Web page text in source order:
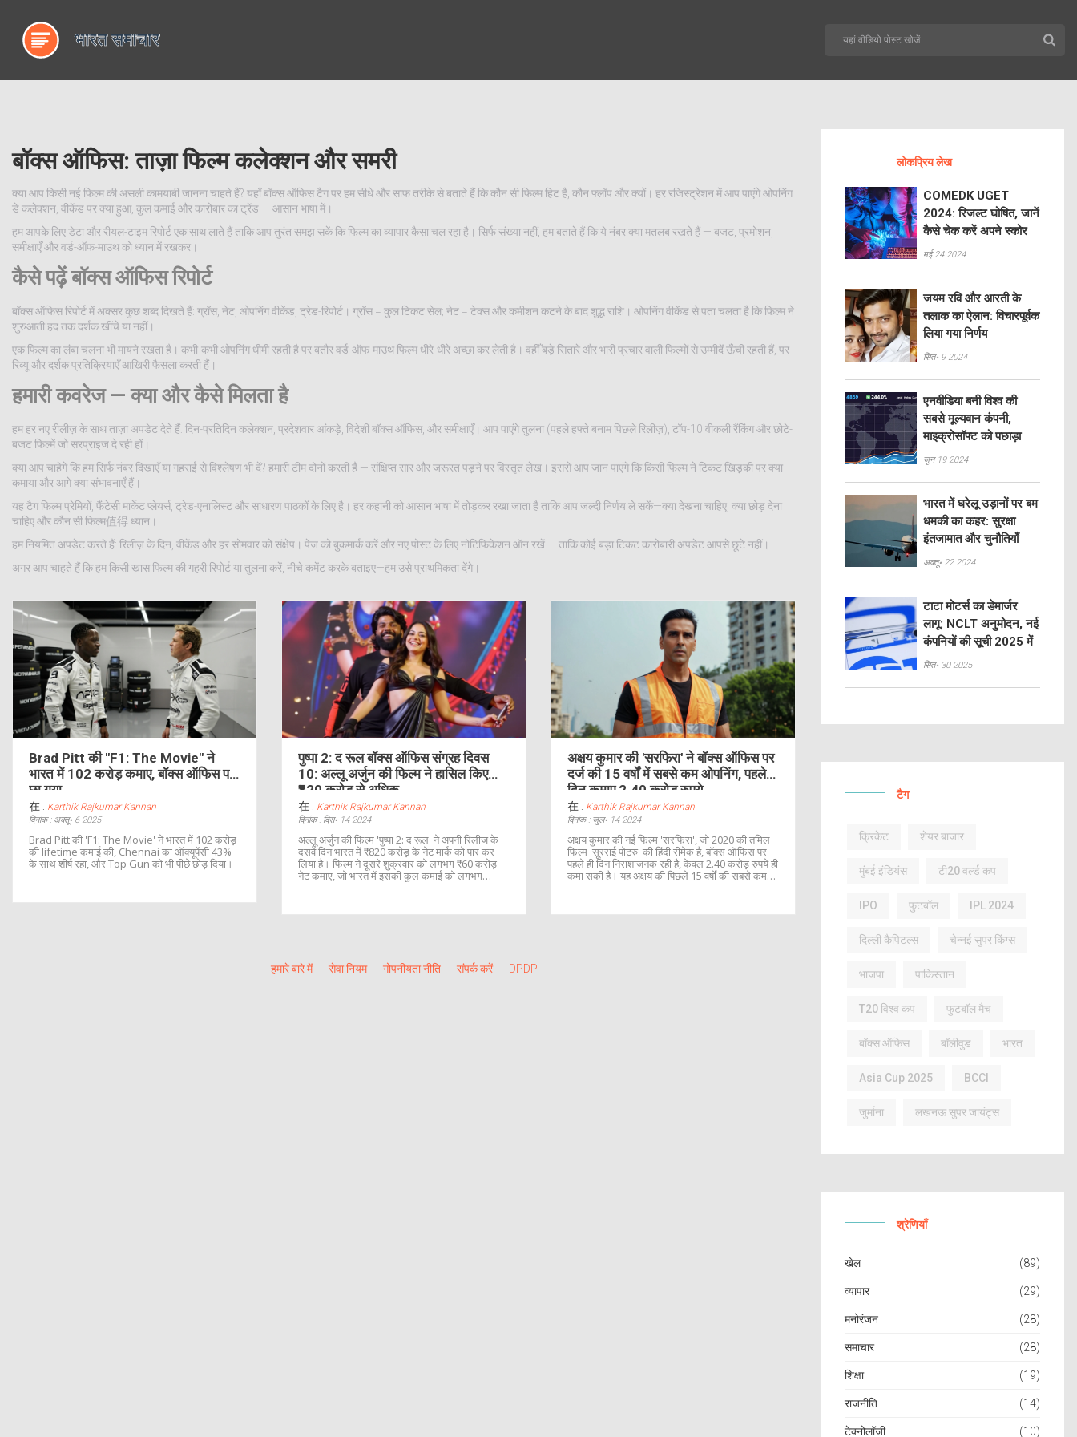
बॉक्स ऑफिस: ताज़ा फिल्म कलेक्शन और समरी
क्या आप किसी नई फिल्म की असली कामयाबी जानना चाहते हैं? यहाँ बॉक्स ऑफिस टैग पर हम सीधे और साफ तरीके से बताते हैं कि कौन सी फिल्म हिट है, कौन फ्लॉप और क्यों। हर रजिस्ट्रेशन में आप पाएंगे ओपनिंग
डे कलेक्शन, वीकेंड पर क्या हुआ, कुल कमाई और कारोबार का ट्रेंड — आसान भाषा में।
हम आपके लिए डेटा और रीयल-टाइम रिपोर्ट एक साथ लाते हैं ताकि आप तुरंत समझ सकें कि फिल्म का व्यापार कैसा चल रहा है। सिर्फ संख्या नहीं, हम बताते हैं कि ये नंबर क्या मतलब रखते हैं — बजट, प्रमोशन,
समीक्षाएँ और वर्ड-ऑफ-माउथ को ध्यान में रखकर।
कैसे पढ़ें बॉक्स ऑफिस रिपोर्ट
बॉक्स ऑफिस रिपोर्ट में अक्सर कुछ शब्द दिखते हैं: ग्रॉस, नेट, ओपनिंग वीकेंड, ट्रेड-रिपोर्ट। ग्रॉस = कुल टिकट सेल; नेट = टेक्स और कमीशन कटने के बाद शुद्ध राशि। ओपनिंग वीकेंड से पता चलता है कि फिल्म ने
शुरुआती हद तक दर्शक खींचे या नहीं।
एक फिल्म का लंबा चलना भी मायने रखता है। कभी-कभी ओपनिंग धीमी रहती है पर बतौर वर्ड-ऑफ-माउथ फिल्म धीरे-धीरे अच्छा कर लेती है। वहीँ बड़े सितारे और भारी प्रचार वाली फिल्मों से उम्मीदें ऊँची रहती हैं, पर
रिव्यू और दर्शक प्रतिक्रियाएँ आखिरी फैसला करती हैं।
हमारी कवरेज — क्या और कैसे मिलता है
हम हर नए रीलीज़ के साथ ताज़ा अपडेट देते हैं: दिन-प्रतिदिन कलेक्शन, प्रदेशवार आंकड़े, विदेशी बॉक्स ऑफिस, और समीक्षाएँ। आप पाएंगे तुलना (पहले हफ्ते बनाम पिछले रिलीज़), टॉप-10 वीकली रैंकिंग और छोटे-
बजट फिल्में जो सरप्राइज दे रही हों।
क्या आप चाहेगे कि हम सिर्फ नंबर दिखाएँ या गहराई से विश्लेषण भी दें? हमारी टीम दोनों करती है — संक्षिप्त सार और जरूरत पड़ने पर विस्तृत लेख। इससे आप जान पाएंगे कि किसी फिल्म ने टिकट खिड़की पर क्या
कमाया और आगे क्या संभावनाएँ हैं।
यह टैग फिल्म प्रेमियों, फैंटेसी मार्केट प्लेयर्स, ट्रेड-एनालिस्ट और साधारण पाठकों के लिए है। हर कहानी को आसान भाषा में तोड़कर रखा जाता है ताकि आप जल्दी निर्णय ले सकें—क्या देखना चाहिए, क्या छोड़ देना
चाहिए और कौन सी फिल्म值得 ध्यान।
हम नियमित अपडेट करते हैं: रिलीज़ के दिन, वीकेंड और हर सोमवार को संक्षेप। पेज को बुकमार्क करें और नए पोस्ट के लिए नोटिफिकेशन ऑन रखें — ताकि कोई बड़ा टिकट कारोबारी अपडेट आपसे छूटे नहीं।
अगर आप चाहते हैं कि हम किसी खास फिल्म की गहरी रिपोर्ट या तुलना करें, नीचे कमेंट करके बताइए—हम उसे प्राथमिकता देंगे।
Brad Pitt की "F1: The Movie" ने
भारत में 102 करोड़ कमाए, बॉक्स ऑफिस पर
छा गया
在 : Karthik Rajkumar Kannan
दिनांक : अक्तू॰ 6 2025
Brad Pitt की 'F1: The Movie' ने भारत में 102 करोड़
की lifetime कमाई की, Chennai का ऑक्यूपेंसी 43%
के साथ शीर्ष रहा, और Top Gun को भी पीछे छोड़ दिया।
पुष्पा 2: द रूल बॉक्स ऑफिस संग्रह दिवस
10: अल्लू अर्जुन की फिल्म ने हासिल किए
₹820 करोड़ से अधिक
在 : Karthik Rajkumar Kannan
दिनांक : दिस॰ 14 2024
अल्लू अर्जुन की फिल्म 'पुष्पा 2: द रूल' ने अपनी रिलीज के
दसवें दिन भारत में ₹820 करोड़ के नेट मार्क को पार कर
लिया है। फिल्म ने दूसरे शुक्रवार को लगभग ₹60 करोड़
नेट कमाए, जो भारत में इसकी कुल कमाई को लगभग
किया है।
अक्षय कुमार की 'सरफिरा' ने बॉक्स ऑफिस पर
दर्ज की 15 वर्षों में सबसे कम ओपनिंग, पहले
दिन कमाए 2.40 करोड़ रुपये
在 : Karthik Rajkumar Kannan
दिनांक : जुल॰ 14 2024
अक्षय कुमार की नई फिल्म 'सरफिरा', जो 2020 की तमिल
फिल्म 'सूरराई पोटरु' की हिंदी रीमेक है, बॉक्स ऑफिस पर
पहले ही दिन निराशाजनक रही है, केवल 2.40 करोड़ रुपये ही
कमा सकी है। यह अक्षय की पिछले 15 वर्षों की सबसे कम
हमारे बारे में सेवा नियम गोपनीयता नीति संपर्क करें DPDP
लोकप्रिय लेख
COMEDK UGET
2024: रिजल्ट घोषित, जानें
कैसे चेक करें अपने स्कोर
मई 24 2024
जयम रवि और आरती के
तलाक का ऐलान: विचारपूर्वक
लिया गया निर्णय
सित॰ 9 2024
एनवीडिया बनी विश्व की
सबसे मूल्यवान कंपनी,
माइक्रोसॉफ्ट को पछाड़ा
जून 19 2024
भारत में घरेलू उड़ानों पर बम
धमकी का कहर: सुरक्षा
इंतजामात और चुनौतियाँ
अक्तू॰ 22 2024
टाटा मोटर्स का डेमार्जर
लागू: NCLT अनुमोदन, नई
कंपनियों की सूची 2025 में
सित॰ 30 2025
टैग
क्रिकेट शेयर बाजार
मुंबई इंडियंस टी20 वर्ल्ड कप
IPO फुटबॉल IPL 2024
दिल्ली कैपिटल्स चेन्नई सुपर किंग्स
भाजपा पाकिस्तान
T20 विश्व कप फुटबॉल मैच
बॉक्स ऑफिस बॉलीवुड भारत
Asia Cup 2025 BCCI
जुर्माना लखनऊ सुपर जायंट्स
श्रेणियाँ
खेल (89)
व्यापार (29)
मनोरंजन (28)
समाचार (28)
शिक्षा (19)
राजनीति (14)
टेक्नोलॉजी (10)